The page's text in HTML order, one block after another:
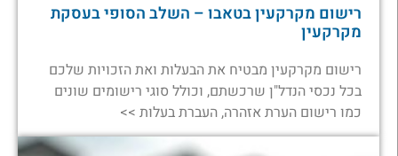
רישום מקרקעין בטאבו – השלב הסופי בעסקת
מקרקעין
רישום מקרקעין מבטיח את הבעלות ואת הזכויות שלכם
בכל נכסי הנדל"ן שרכשתם, וכולל סוגי רישומים שונים
כמו רישום הערת אזהרה, העברת בעלות >>